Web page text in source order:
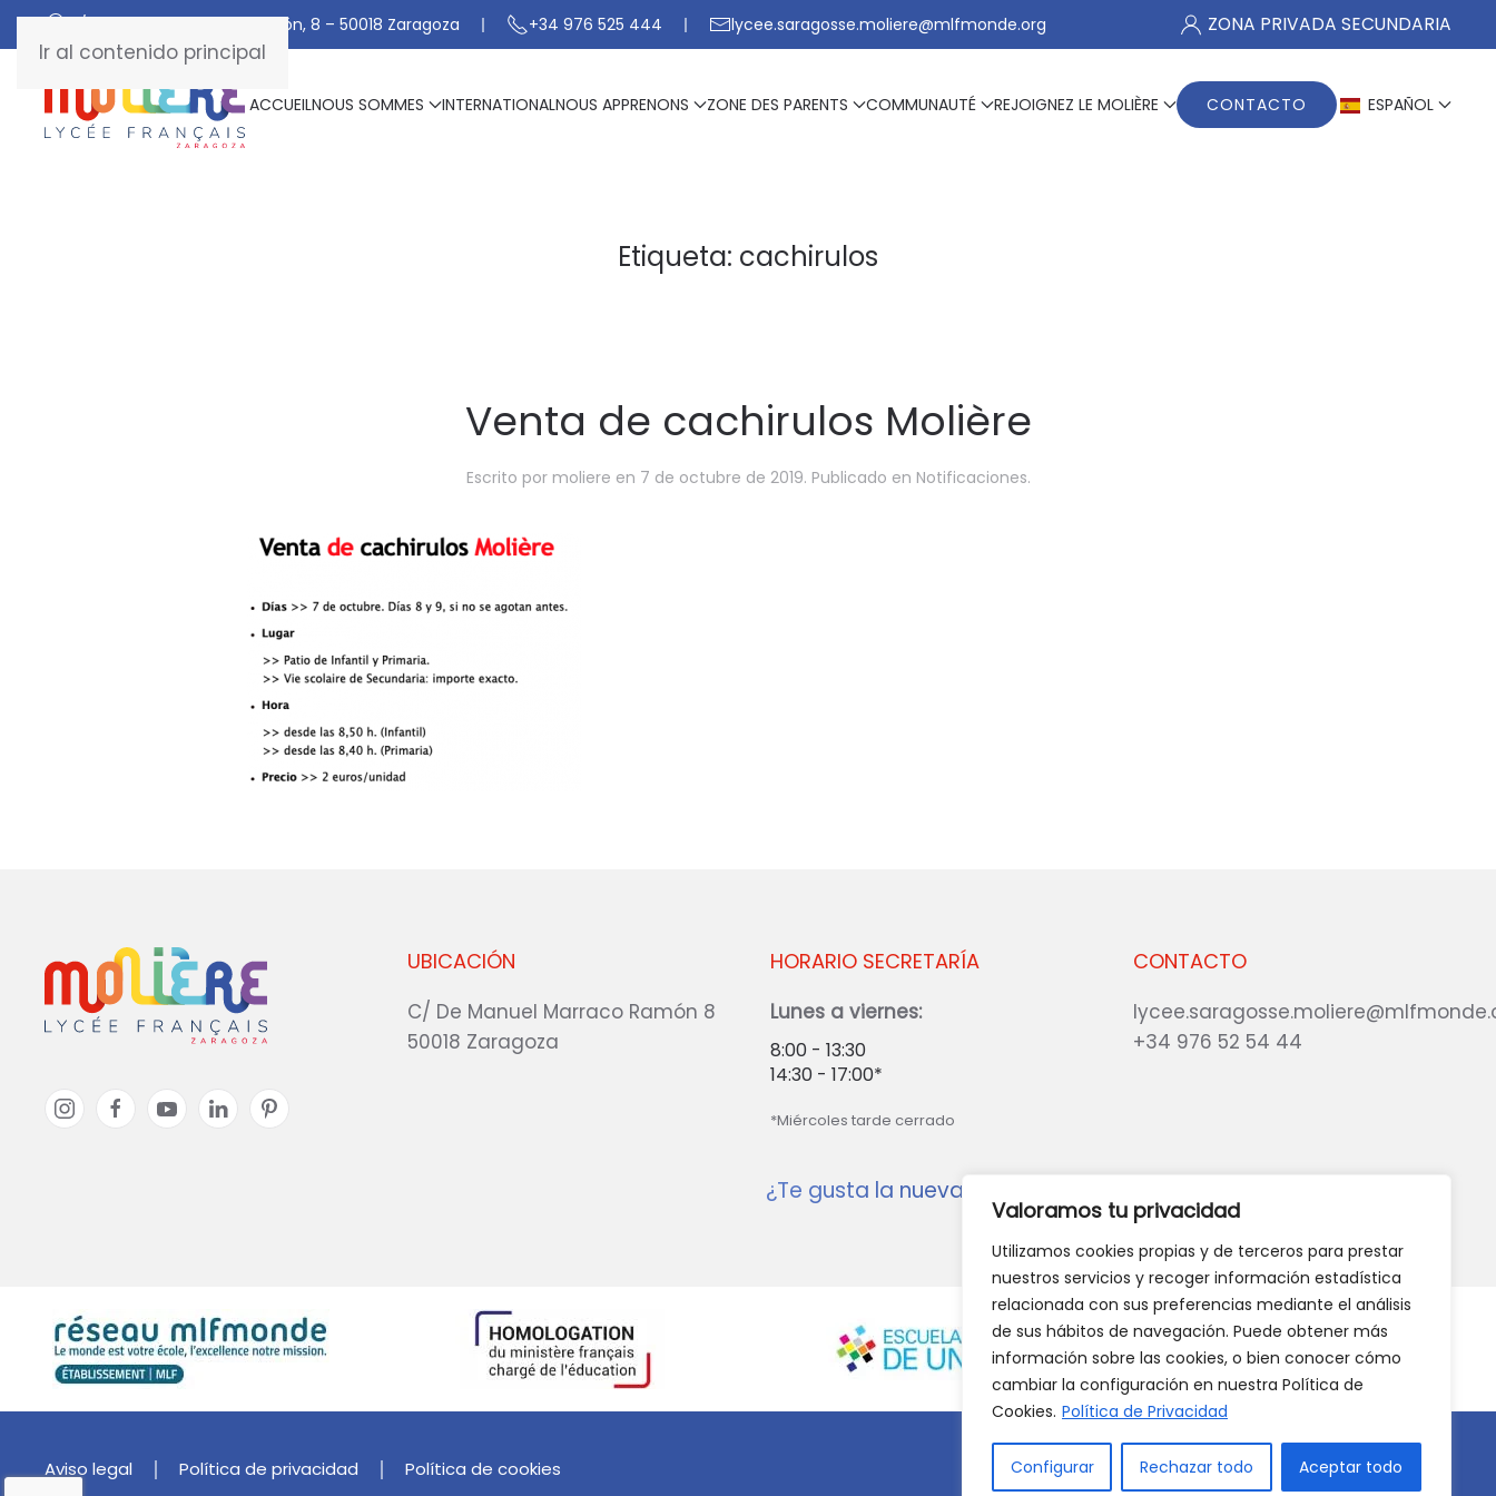
Valoramos tu privacidad
Utilizamos cookies propias y de terceros para prestar
nuestros servicios y recoger información estadística
relacionada con sus preferencias mediante el análisis
de sus hábitos de navegación. Puede obtener más
información sobre las cookies, o bien conocer cómo
cambiar la configuración en nuestra Política de
Cookies. Política de Privacidad
Configurar Rechazar todo Aceptar todo
Ir al contenido principal
C/ De Manuel Marraco Ramón, 8 – 50018 Zaragoza +34 976 525 444 lycee.saragosse.moliere@mlfmonde.org ZONA PRIVADA SECUNDARIA
ACCUEILNOUS SOMMES INTERNATIONALNOUS APPRENONS ZONE DES PARENTS COMMUNAUTÉ REJOIGNEZ LE MOLIÈRE CONTACTO ESPAÑOL
Etiqueta: cachirulos
Venta de cachirulos Molière
Escrito por moliere en 7 de octubre de 2019. Publicado en Notificaciones.
UBICACIÓN
C/ De Manuel Marraco Ramón 8
50018 Zaragoza
CONTACTO
+34 976 52 54 44
HORARIO SECRETARÍA
Lunes a viernes:
8:00 - 13:30
14:30 - 17:00*
*Miércoles tarde cerrado
¿Te gusta la nueva web?
Aviso legal Política de privacidad Política de cookies